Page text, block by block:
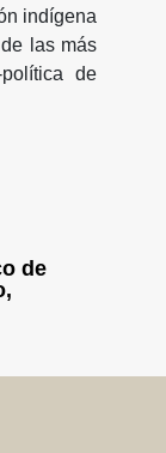
indígena
las más
de
de